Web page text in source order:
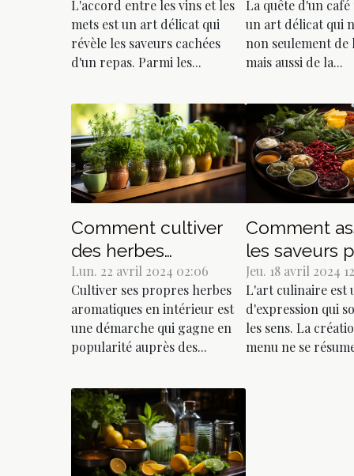
grenouilles à travers
les époques
L'accord entre les vins et les
mets est un art délicat qui
révèle les saveurs cachées
d'un repas. Parmi les...
un café
La quête d'un
un art délicat qui
non seulement de
mais aussi de la...
Comment cultiver
des herbes
aromatiques en
intérieur pour une
cuisine fraîche toute
l'année
Lun. 22 avril 2024 02:06
Cultiver ses propres herbes
aromatiques en intérieur est
une démarche qui gagne en
popularité auprès des...
Comment
les saveurs
créer un
équilibré et
savoureux
Jeu. 18 avril 2024
L'art culinaire est
d'expression qui
les sens. La
menu ne se